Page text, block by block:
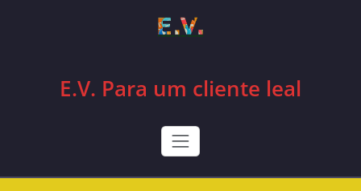
E.V. Para um cliente leal